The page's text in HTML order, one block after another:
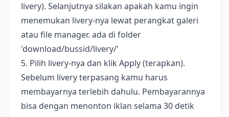
livery). Selanjutnya silakan apakah kamu ingin
menemukan livery-nya lewat perangkat galeri
atau file manager. ada di folder
'download/bussid/livery/'
5. Pilih livery-nya dan klik Apply (terapkan).
Sebelum livery terpasang kamu harus
membayarnya terlebih dahulu. Pembayarannya
bisa dengan menonton iklan selama 30 detik